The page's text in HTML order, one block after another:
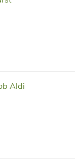
Aldi